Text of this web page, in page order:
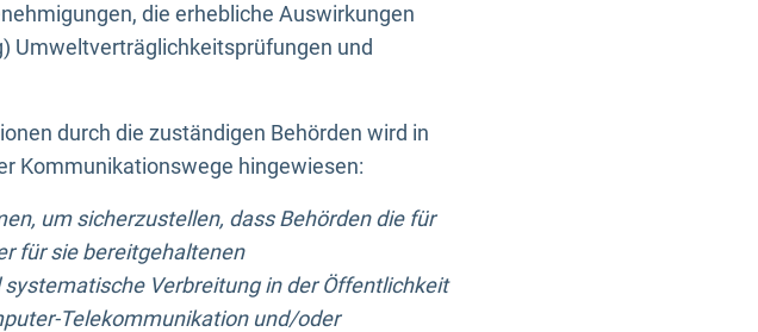
die erhebliche Auswirkungen
Umweltverträglichkeitsprüfungen und
durch die zuständigen Behörden wird in
Kommunikationswege hingewiesen:
um sicherzustellen, dass Behörden die für
für sie bereitgehaltenen
Verbreitung in der Öffentlichkeit
Telekommunikation und/oder